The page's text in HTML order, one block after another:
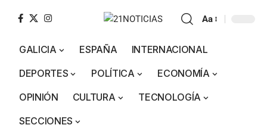
Aa
GALICIA ESPAÑA
INTERNACIONAL
DEPORTES
POLÍTICA
ECONOMÍA
OPINIÓN
CULTURA
TECNOLOGÍA
SECCIONES